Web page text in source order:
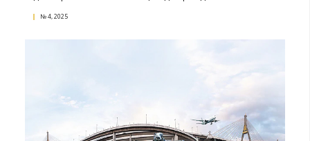
Экспартнае фінансаванне ў рамках Указа № 534
№ 2, 2026